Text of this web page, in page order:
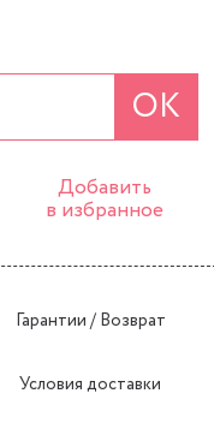
ОК
Добавить
в избранное
Гарантии / Возврат
Условия доставки